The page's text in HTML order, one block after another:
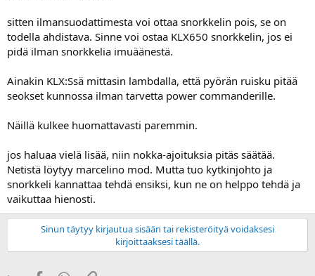
sitten ilmansuodattimesta voi ottaa snorkkelin pois, se on
todella ahdistava. Sinne voi ostaa KLX650 snorkkelin, jos ei
pidä ilman snorkkelia imuäänestä.
Ainakin KLX:Ssä mittasin lambdalla, että pyörän ruisku pitää
seokset kunnossa ilman tarvetta power commanderille.
Näillä kulkee huomattavasti paremmin.
jos haluaa vielä lisää, niin nokka-ajoituksia pitäs säätää.
Netistä löytyy marcelino mod. Mutta tuo kytkinjohto ja
snorkkeli kannattaa tehdä ensiksi, kun ne on helppo tehdä ja
vaikuttaa hienosti.
Sinun täytyy kirjautua sisään tai rekisteröityä voidaksesi
kirjoittaaksesi täällä.